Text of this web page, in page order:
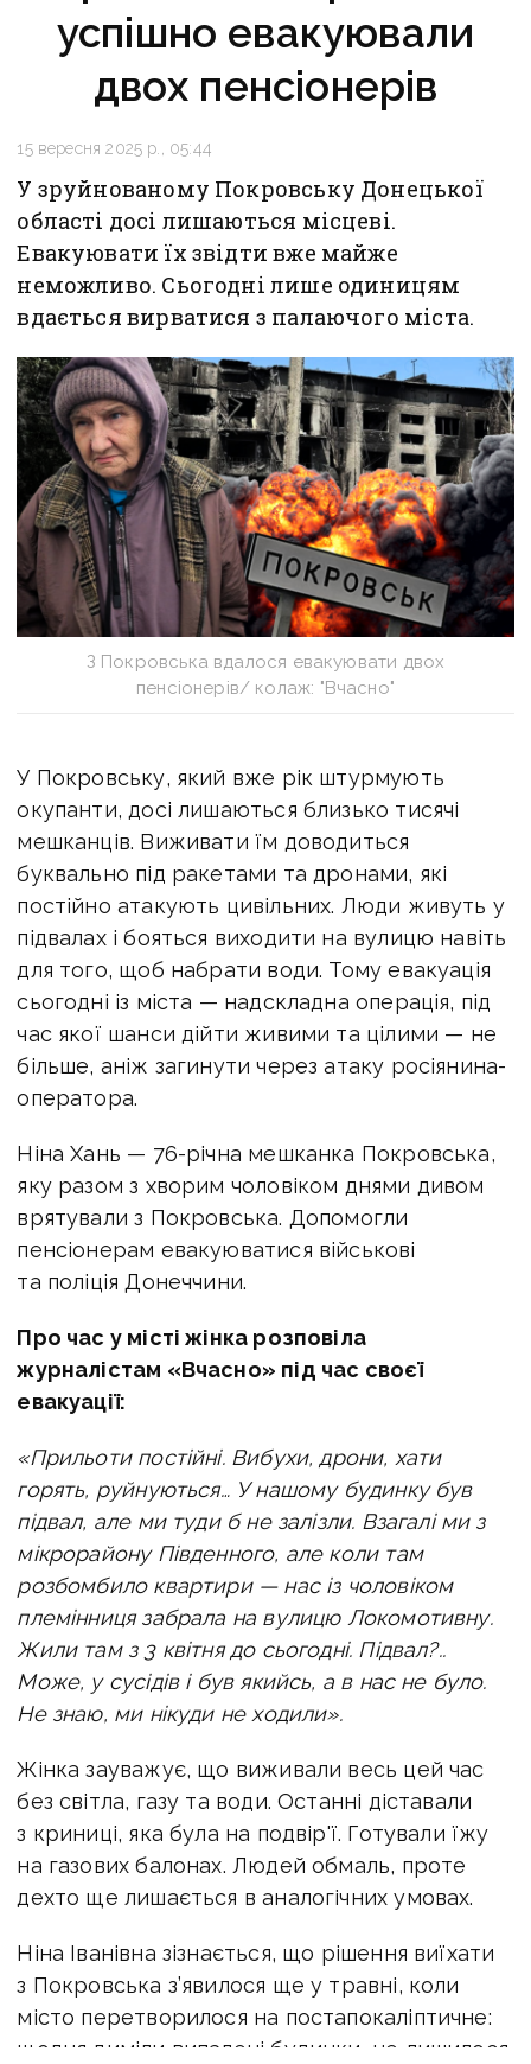
успішно евакуювали
двох пенсіонерів
15 вересня 2025 р., 05:44
У зруйнованому Покровську Донецької
області досі лишаються місцеві.
Евакуювати їх звідти вже майже
неможливо. Сьогодні лише одиницям
вдається вирватися з палаючого міста.
З Покровська вдалося евакуювати двох
пенсіонерів/ колаж: "Вчасно"
У Покровську, який вже рік штурмують
окупанти, досі лишаються близько тисячі
мешканців. Виживати їм доводиться
буквально під ракетами та дронами, які
постійно атакують цивільних. Люди живуть у
підвалах і бояться виходити на вулицю навіть
для того, щоб набрати води. Тому евакуація
сьогодні із міста — надскладна операція, під
час якої шанси дійти живими та цілими — не
більше, аніж загинути через атаку росіянина-
оператора.
Ніна Хань — 76-річна мешканка Покровська,
яку разом з хворим чоловіком днями дивом
врятували з Покровська. Допомогли
пенсіонерам евакуюватися військові
та поліція Донеччини.
Про час у місті жінка розповіла
журналістам «Вчасно» під час своєї
евакуації:
«Прильоти постійні. Вибухи, дрони, хати
горять, руйнуються… У нашому будинку був
підвал, але ми туди б не залізли. Взагалі ми з
мікрорайону Південного, але коли там
розбомбило квартири — нас із чоловіком
племінниця забрала на вулицю Локомотивну.
Жили там з 3 квітня до сьогодні. Підвал?..
Може, у сусідів і був якийсь, а в нас не було.
Не знаю, ми нікуди не ходили».
Жінка зауважує, що виживали весь цей час
без світла, газу та води. Останні діставали
з криниці, яка була на подвір'ї. Готували їжу
на газових балонах. Людей обмаль, проте
дехто ще лишається в аналогічних умовах.
Ніна Іванівна зізнається, що рішення виїхати
з Покровська з’явилося ще у травні, коли
місто перетворилося на постапокаліптичне:
щодня диміли випалені будинки, не лишилося